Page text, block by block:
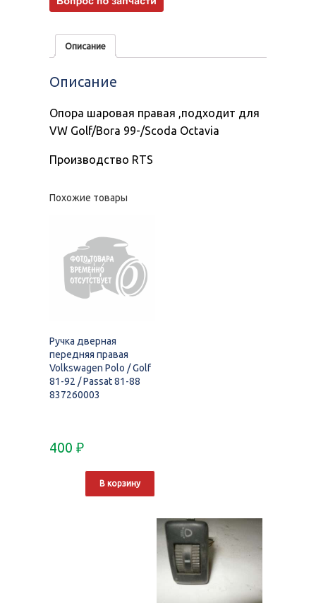
Описание
Описание
Опора шаровая правая ,подходит для
VW Golf/Bora 99-/Scoda Octavia
Производство RTS
Похожие товары
Ручка дверная
передняя правая
Volkswagen Polo / Golf
81-92 / Passat 81-88
837260003
400 ₽
В корзину